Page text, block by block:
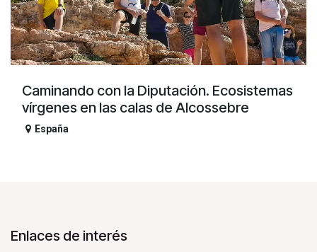
Caminando con la Diputación. Ecosistemas
vírgenes en las calas de Alcossebre
España
Enlaces de interés